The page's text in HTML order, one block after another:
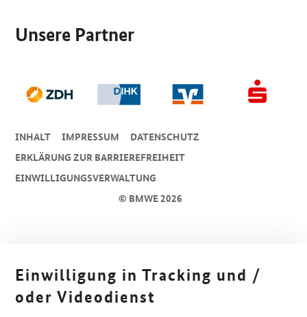
Unsere Partner
© BMWE 2026
INHALT IMPRESSUM
DA­TEN­SCHUTZ
ERKLÄRUNG ZUR BARRIEREFREIHEIT
EINWILLIGUNGSVERWALTUNG
Einwilligung in Tracking und /
oder Videodienst